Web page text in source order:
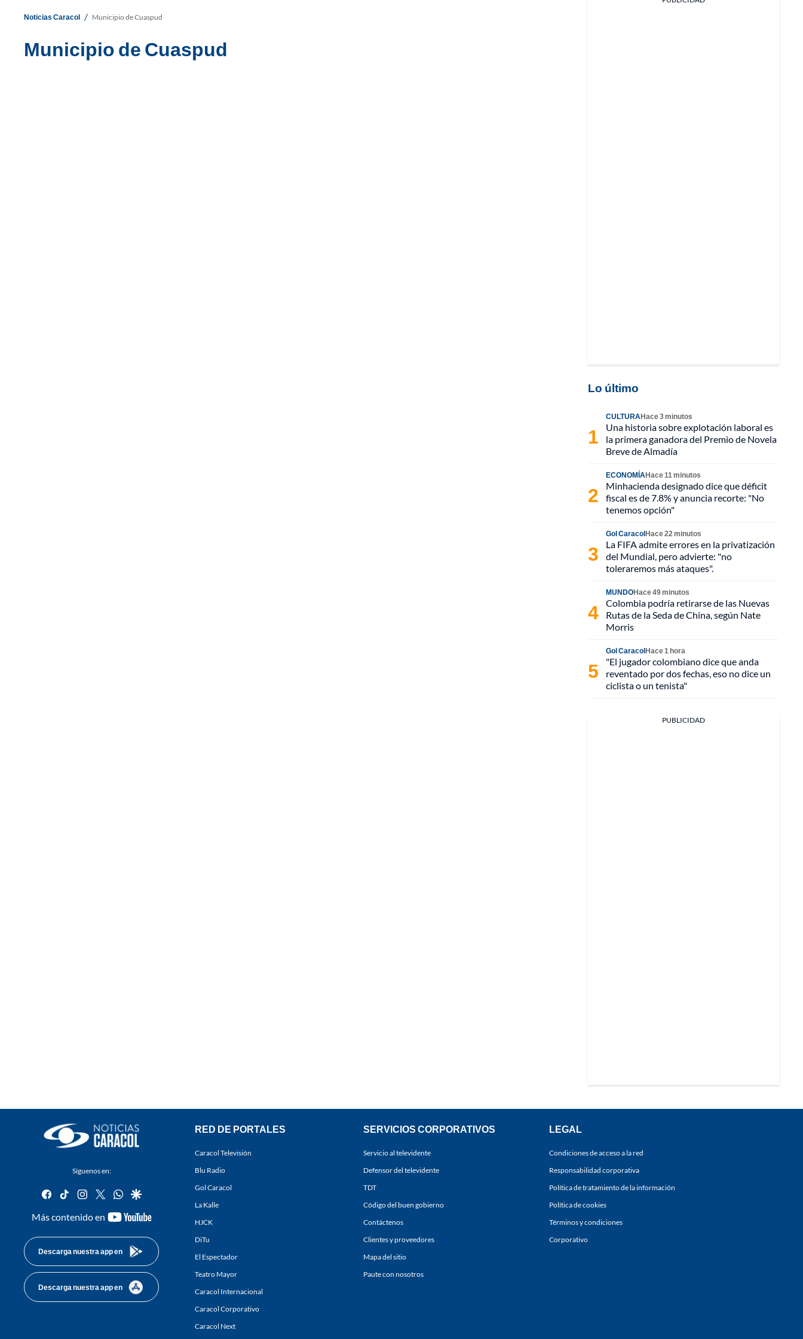
Noticias Caracol / Municipio de Cuaspud
Municipio de Cuaspud
Lo último
CULTURAHace 3 minutos
Una historia sobre explotación laboral es
la primera ganadora del Premio de Novela
Breve de Almadía
ECONOMÍAHace 11 minutos
Minhacienda designado dice que déficit
fiscal es de 7.8% y anuncia recorte: "No
tenemos opción"
Gol CaracolHace 22 minutos
La FIFA admite errores en la privatización
del Mundial, pero advierte: "no
toleraremos más ataques".
MUNDOHace 49 minutos
Colombia podría retirarse de las Nuevas
Rutas de la Seda de China, según Nate
Morris
Gol CaracolHace 1 hora
"El jugador colombiano dice que anda
reventado por dos fechas, eso no dice un
ciclista o un tenista"
PUBLICIDAD
Síguenos en:
facebook
tiktok instagram
twitterwhatsapp
google
Más contenido en
youtube-
Descarga nuestra app en
Descarga nuestra app en
RED DE PORTALES
Caracol Televisión
Blu Radio
Gol Caracol
La Kalle
HJCK
DiTu
El Espectador
Teatro Mayor
Caracol Internacional
Caracol Corporativo
Caracol Next
SERVICIOS CORPORATIVOS
Servicio al televidente
Defensor del televidente
TDT
Código del buen gobierno
Contáctenos
Clientes y proveedores
Mapa del sitio
Paute con nosotros
LEGAL
Condiciones de acceso a la red
Responsabilidad corporativa
Política de tratamiento de la información
Política de cookies
Términos y condiciones
Corporativo